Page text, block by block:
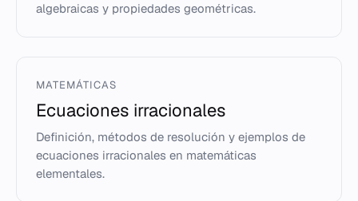
algebraicas y propiedades geométricas.
MATEMÁTICAS
Ecuaciones irracionales
Definición, métodos de resolución y ejemplos de
ecuaciones irracionales en matemáticas
elementales.